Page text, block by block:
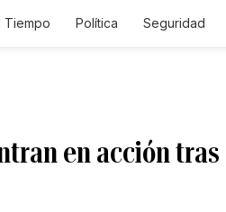
Tiempo Política Seguridad
en acción tras